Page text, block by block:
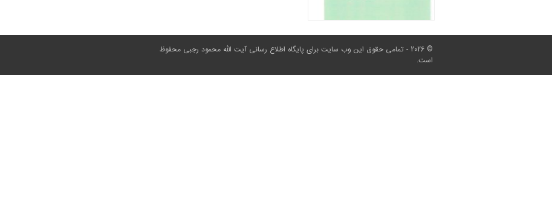
© 2026 - تمامی حقوق این وب سایت برای پایگاه اطلاع رسانی آیت الله محمود رجبی محفوظ
است.